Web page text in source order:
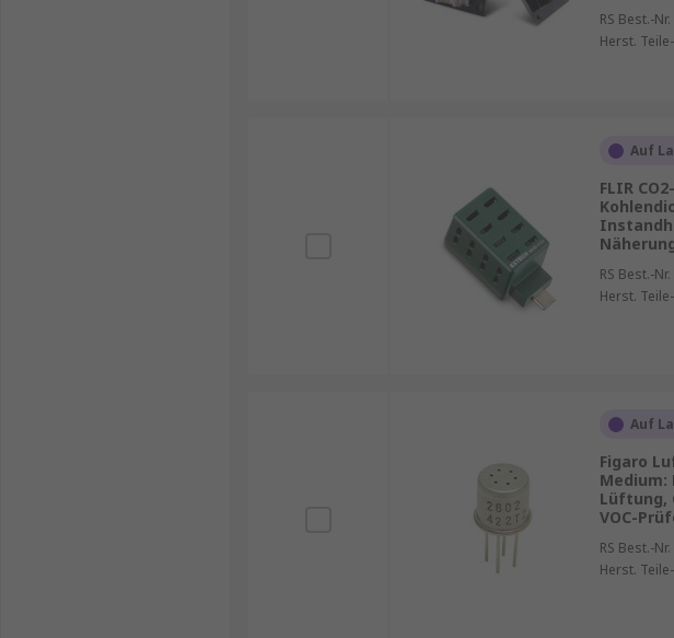
RS Best.-Nr.
Herst.
Auf
FLIR
RS Best.-Nr.
Herst.
Auf
Figaro
Lüftung,
VOC-
RS Best.-Nr.
Herst.